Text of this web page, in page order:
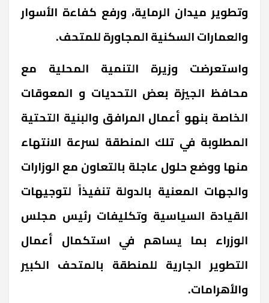
وتطوير ميدان الرماية، ورفع كفاءة الأسوار
والعمارات السكنية المجاورة للمتحف.
واستعرضت وزيرة التنمية المحلية مع
محافظ الجيزة بعض التحديات و المعوقات
الخاصة بنهو أعمال المرافق والبنية التحتية
المطلوبة في تلك المنطقة لسرعة الانتهاء
منها ووضع حلول عاجلة بالتعاون مع الوزارات
والجهات المعنية بالدولة تنفيذاً لتوجيهات
القيادة السياسية وتكليفات رئيس مجلس
الوزراء بما يساهم في استكمال أعمال
التطوير الجارية للمنطقة بالمتحف الكبير
والأهرامات.